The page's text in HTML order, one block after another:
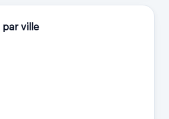
par ville